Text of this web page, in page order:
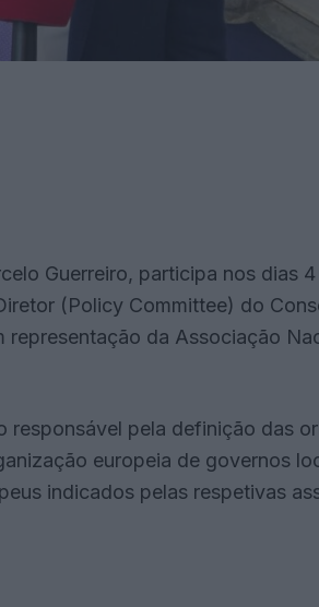
Guerreiro, participa nos dias
(Policy Committee) do
representação da Associação
responsável pela definição das
europeia de governos
indicados pelas respetivas